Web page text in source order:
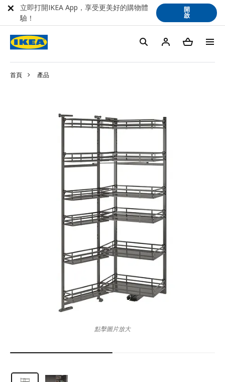
首頁 產品
點擊圖片放大
立即打開IKEA App，享受更美好的購物體
驗！
開
啟